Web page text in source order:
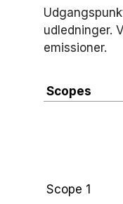
udledninger.
emissioner.
Scopes
Scope 1